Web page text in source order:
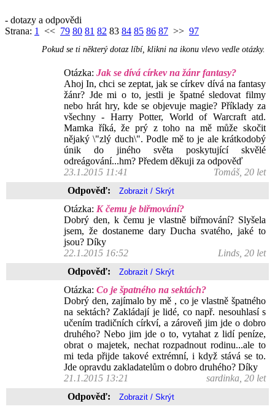
- dotazy a odpovědi
Strana: 1 << 79 80 81 82 83 84 85 86 87 >> 97
Pokud se ti některý dotaz líbí, klikni na ikonu vlevo vedle otázky.
Otázka: Jak se dívá církev na žánr fantasy?
Ahoj In, chci se zeptat, jak se církev dívá na fantasy
žánr? Jde mi o to, jestli je špatné sledovat filmy
nebo hrát hry, kde se objevuje magie? Příklady za
všechny - Harry Potter, World of Warcraft atd.
Mamka říká, že prý z toho na mě může skočit
nějaký \"zlý duch\". Podle mě to je ale krátkodobý
únik do jiného světa poskytující skvělé
odreágování...hm? Předem děkuji za odpověď
23.1.2015 11:41
Tomáš, 20 let
Odpověď:
Otázka: K čemu je biřmování?
Dobrý den, k čemu je vlastně biřmování? Slyšela
jsem, že dostaneme dary Ducha svatého, jaké to
jsou? Díky
22.1.2015 16:52
Linds, 20 let
Odpověď:
Otázka: Co je špatného na sektách?
Dobrý den, zajímalo by mě , co je vlastně špatného
na sektách? Zakládají je lidé, co např. nesouhlasí s
učením tradičních církví, a zároveň jim jde o dobro
druhého? Nebo jim jde o to, vytahat z lidí peníze,
obrat o majetek, nechat rozpadnout rodinu...ale to
mi teda přijde takové extrémní, i když stává se to.
Jde opravdu zakladatelům o dobro druhého? Díky
21.1.2015 13:21
sardinka, 20 let
Odpověď: